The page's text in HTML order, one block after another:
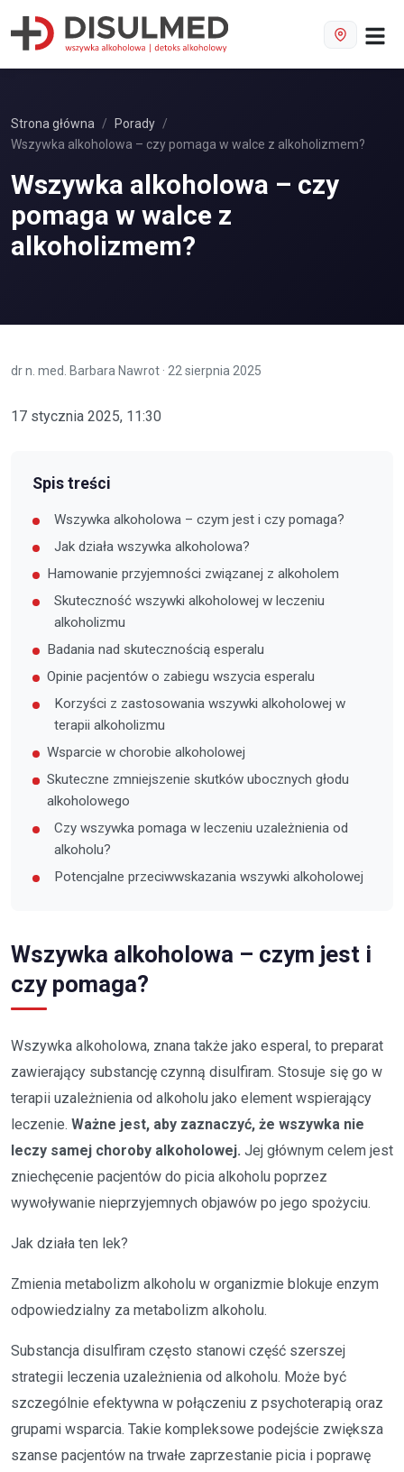
Strona główna
Porady
Wszywka alkoholowa – czy pomaga w walce z alkoholizmem?
Wszywka alkoholowa – czy
pomaga w walce z
alkoholizmem?
dr n. med. Barbara Nawrot · 22 sierpnia 2025
17 stycznia 2025, 11:30
Spis treści
Wszywka alkoholowa – czym jest i czy pomaga?
Jak działa wszywka alkoholowa?
Hamowanie przyjemności związanej z alkoholem
Skuteczność wszywki alkoholowej w leczeniu
alkoholizmu
Badania nad skutecznością esperalu
Opinie pacjentów o zabiegu wszycia esperalu
Korzyści z zastosowania wszywki alkoholowej w
terapii alkoholizmu
Wsparcie w chorobie alkoholowej
Skuteczne zmniejszenie skutków ubocznych głodu
alkoholowego
Czy wszywka pomaga w leczeniu uzależnienia od
alkoholu?
Potencjalne przeciwwskazania wszywki alkoholowej
Wszywka alkoholowa – czym jest i
czy pomaga?
Wszywka alkoholowa, znana także jako esperal, to preparat
zawierający substancję czynną disulfiram. Stosuje się go w
terapii uzależnienia od alkoholu jako element wspierający
leczenie. Ważne jest, aby zaznaczyć, że wszywka nie
leczy samej choroby alkoholowej. Jej głównym celem jest
zniechęcenie pacjentów do picia alkoholu poprzez
wywoływanie nieprzyjemnych objawów po jego spożyciu.
Jak działa ten lek?
Zmienia metabolizm alkoholu w organizmie blokuje enzym
odpowiedzialny za metabolizm alkoholu.
Substancja disulfiram często stanowi część szerszej
strategii leczenia uzależnienia od alkoholu. Może być
szczególnie efektywna w połączeniu z psychoterapią oraz
grupami wsparcia. Takie kompleksowe podejście zwiększa
szanse pacjentów na trwałe zaprzestanie picia i poprawę